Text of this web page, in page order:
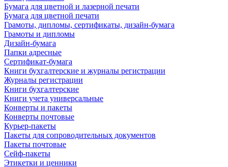
Бумага для цветной и лазерной печати
Бумага для цветной печати
Грамоты, дипломы, сертификаты, дизайн-бумага
Грамоты и дипломы
Дизайн-бумага
Папки адресные
Сертификат-бумага
Книги бухгалтерские и журналы регистрации
Журналы регистрации
Книги бухгалтерские
Книги учета универсальные
Конверты и пакеты
Конверты почтовые
Курьер-пакеты
Пакеты для сопроводительных документов
Пакеты почтовые
Сейф-пакеты
Этикетки и ценники